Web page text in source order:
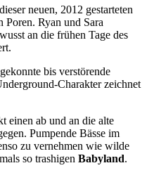
neuen, 2012 gestarteten
Poren. Ryan und Sara
an die frühen Tage des
bis verstörende
Charakter zeichnet
einen ab und an die alte
Pumpende Bässe im
zu vernehmen wie wilde
so trashigen Babyland.